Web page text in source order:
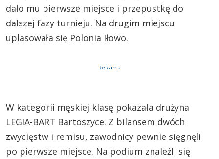
dało mu pierwsze miejsce i przepustkę do
dalszej fazy turnieju. Na drugim miejscu
uplasowała się Polonia Iłowo.
Reklama
W kategorii męskiej klasę pokazała drużyna
LEGIA-BART Bartoszyce. Z bilansem dwóch
zwycięstw i remisu, zawodnicy pewnie sięgnęli
po pierwsze miejsce. Na podium znaleźli się